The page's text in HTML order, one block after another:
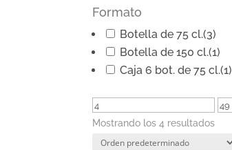
Formato
Botella de 75 cl.(3)
Botella de 150 cl.(1)
Caja 6 bot. de 75 cl.(1)
Mostrando los 4 resultados